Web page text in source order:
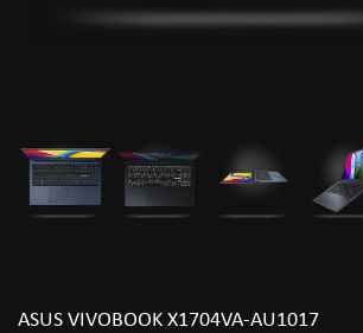
ASUS VIVOBOOK X1704VA-AU1017